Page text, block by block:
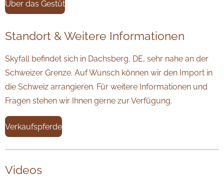
Über das Gestüt
Standort & Weitere Informationen
Skyfall befindet sich in Dachsberg, DE, sehr nahe an der
Schweizer Grenze. Auf Wunsch können wir den Import in
die Schweiz arrangieren. Für weitere Informationen und
Fragen stehen wir Ihnen gerne zur Verfügung.
Verkaufspferde
Videos